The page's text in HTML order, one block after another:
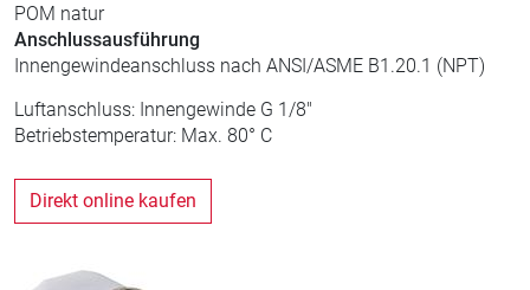
POM natur
Anschlussausführung
Innengewindeanschluss nach ANSI/ASME B1.20.1 (NPT)
Luftanschluss: Innengewinde G 1/8"
Betriebstemperatur: Max. 80° C
Direkt online kaufen